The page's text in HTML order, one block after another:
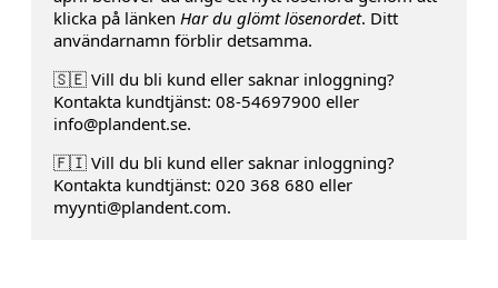
klicka på länken Har du glömt lösenordet. Ditt
användarnamn förblir detsamma.
🇸🇪 Vill du bli kund eller saknar inloggning?
Kontakta kundtjänst: 08-54697900 eller
info@plandent.se.
🇫🇮 Vill du bli kund eller saknar inloggning?
Kontakta kundtjänst: 020 368 680 eller
myynti@plandent.com.